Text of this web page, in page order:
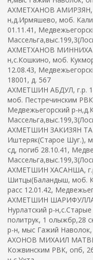
АХМЕТХАНОВ АМИРЗЯН,
н,д.Ирмяшево, моб.
01.11.41,
АХМЕТХАНОВ
н,с.Кошкино, моб.
12.08.43,
18001, д. 567
АХМЕТШИН АБДУЛ, г.р.
моб. Пестречинским
Медвежьегорский р-
АХМЕТШИН ЗАКИЗЯН
Иштеряк(Старое Шуг.),
сд, погиб 28.10.41,
АХМЕТШИН ХАСАНША,
Шитцы(Баландыш, моб.
расс 12.01.42,
АХМЕТШИН ШАРИФУЛЛА
Нурлатский р-
политрук, 1 олыжбр,28
р-н, мыс Гажий Наволок,
АХОНОВ МИХАИЛ
Кожвинским РВК, опб,